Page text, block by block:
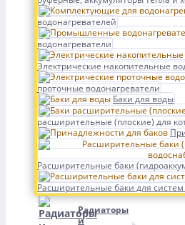
водонагревателей
водонагреватели
Электрические накопительные
проточные водонагреватели
Баки для воды
расширительные (плоские) для
Расширительные баки
Расширительные баки для
Радиаторы
и